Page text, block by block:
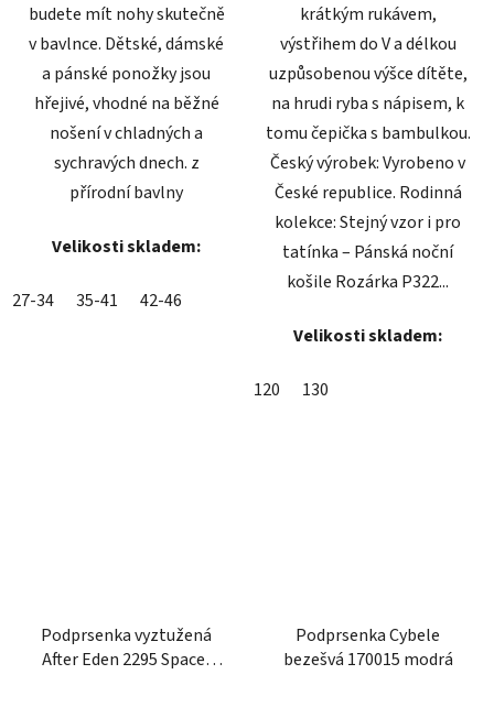
budete mít nohy skutečně
v bavlnce. Dětské, dámské
a pánské ponožky jsou
hřejivé, vhodné na běžné
nošení v chladných a
sychravých dnech. z
přírodní bavlny
Velikosti skladem:
27-34 35-41 42-46
krátkým rukávem,
výstřihem do V a délkou
uzpůsobenou výšce dítěte,
na hrudi ryba s nápisem, k
tomu čepička s bambulkou.
Český výrobek: Vyrobeno v
České republice. Rodinná
kolekce: Stejný vzor i pro
tatínka – Pánská noční
košile Rozárka P322...
Velikosti skladem:
120 130
Podprsenka vyztužená
After Eden 2295 Spacer
Podprsenka Cybele
bezešvá 170015 modrá